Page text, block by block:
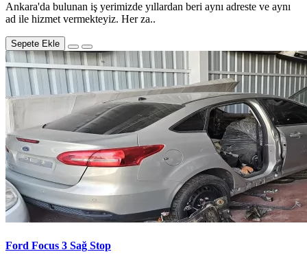
Ankara'da bulunan iş yerimizde yıllardan beri aynı adreste ve aynı
ad ile hizmet vermekteyiz. Her za..
Sepete Ekle
Ford Focus 3 Sağ Stop